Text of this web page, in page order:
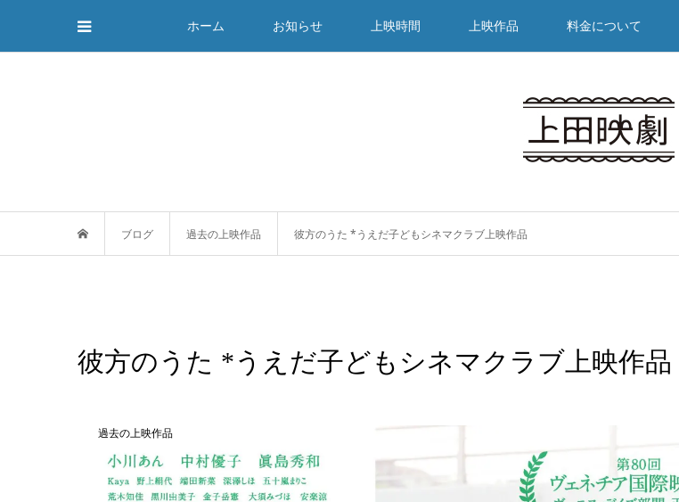
ホーム お知らせ 上映時間 上映作品 料金について
ブログ 過去の上映作品 彼方のうた *うえだ子どもシネマクラブ上映作品
彼方のうた *うえだ子どもシネマクラブ上映作品
過去の上映作品